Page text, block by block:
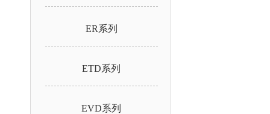
ER系列
ETD系列
EVD系列